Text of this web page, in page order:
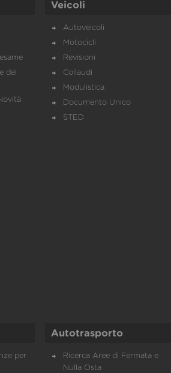
del
Veicoli
Autoveicoli
Motocicli
Revisioni
Collaudi
Modulistica
Documento Unico
STED
per
Autotrasporto
Ricerca Aree di Fermata e
Nulla Osta